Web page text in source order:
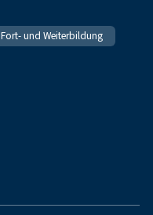
Fort- und Weiterbildung